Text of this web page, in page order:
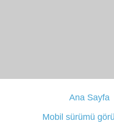
Ana Sayfa
Mobil sürümü